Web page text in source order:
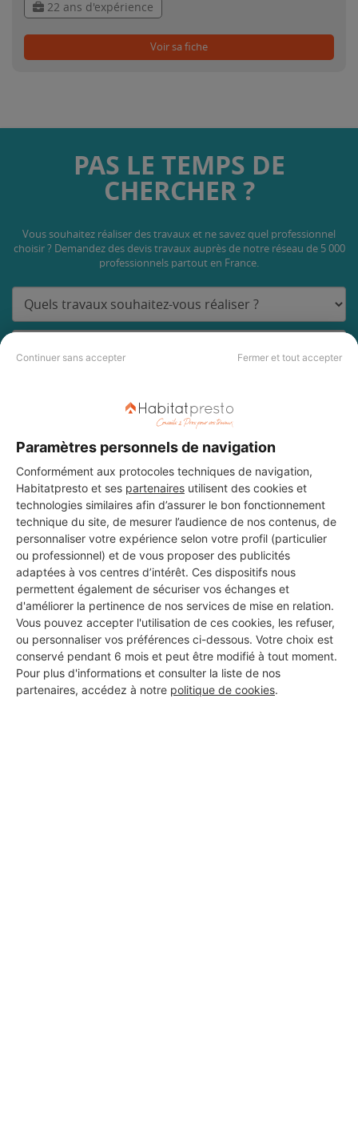
Continuer sans accepter Fermer et tout accepter
Paramètres personnels de navigation
Conformément aux protocoles techniques de navigation,
Habitatpresto et ses partenaires utilisent des cookies et
technologies similaires afin d’assurer le bon fonctionnement
technique du site, de mesurer l’audience de nos contenus, de
personnaliser votre expérience selon votre profil (particulier
ou professionnel) et de vous proposer des publicités
adaptées à vos centres d’intérêt. Ces dispositifs nous
permettent également de sécuriser vos échanges et
d'améliorer la pertinence de nos services de mise en relation.
Vous pouvez accepter l'utilisation de ces cookies, les refuser,
ou personnaliser vos préférences ci-dessous. Votre choix est
conservé pendant 6 mois et peut être modifié à tout moment.
Pour plus d'informations et consulter la liste de nos
partenaires, accédez à notre politique de cookies.
22 ans d'expérience
Voir sa fiche
PAS LE TEMPS DE
CHERCHER ?
Vous souhaitez réaliser des travaux et ne savez quel professionnel
choisir ? Demandez des devis travaux auprès de notre réseau de 5 000
professionnels partout en France.
Aucun autre professionnel disponible dans cette zone
géographique.